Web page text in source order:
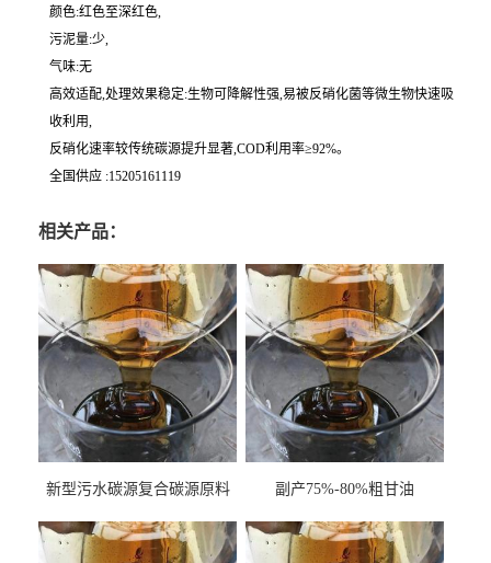
颜色:红色至深红色,
污泥量:少,
气味:无
高效适配,处理效果稳定:生物可降解性强,易被反硝化菌等微生物快速吸
收利用,
反硝化速率较传统碳源提升显著,COD利用率≥92%。
全国供应 :15205161119
相关产品：
新型污水碳源复合碳源原料
副产75%-80%粗甘油